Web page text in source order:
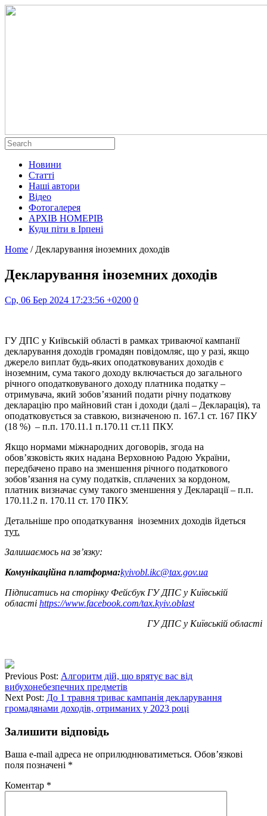
Новини
Статті
Наші автори
Відео
Фотогалерея
АРХІВ НОМЕРІВ
Куди піти в Ірпені
Home / Декларування іноземних доходів
Декларування іноземних доходів
Ср, 06 Бер 2024 17:23:56 +0200 0
ГУ ДПС у Київській області в рамках триваючої кампанії
декларування доходів громадян повідомляє, що у разі, якщо
джерело виплат будь-яких оподатковуваних доходів є
іноземним, сума такого доходу включається до загального
річного оподатковуваного доходу платника податку –
отримувача, який зобов’язаний подати річну податкову
декларацію про майновий стан і доходи (далі – Декларація), та
оподатковується за ставкою, визначеною п. 167.1 ст. 167 ПКУ
(18 %) – п.п. 170.11.1 п.170.11 ст.11 ПКУ.
Якщо нормами міжнародних договорів, згода на
обов’язковість яких надана Верховною Радою України,
передбачено право на зменшення річного податкового
зобов’язання на суму податків, сплачених за кордоном,
платник визначає суму такого зменшення у Декларації – п.п.
170.11.2 п. 170.11 ст. 170 ПКУ.
Детальніше про оподаткування іноземних доходів йдеться
тут.
Залишаємось на зв’язку:
Комунікаційна платформа:kyivobl.ikc@tax.gov.ua
Підписатись на сторінку Фейсбук ГУ ДПС у Київській
області https://www.facebook.com/tax.kyiv.oblast
ГУ ДПС у Київській області
Previous Post: Алгоритм дій, що врятує вас від
вибухонебезпечних предметів
Next Post: До 1 травня триває кампанія декларування
громадянами доходів, отриманих у 2023 році
Залишити відповідь
Ваша e-mail адреса не оприлюднюватиметься. Обов’язкові
поля позначені *
Коментар *